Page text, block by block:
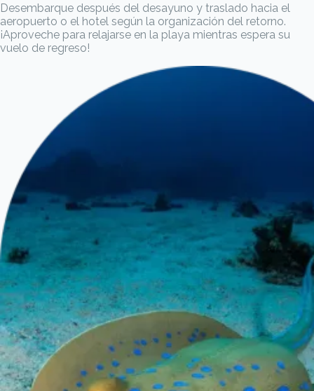
Desembarque después del desayuno y traslado hacia el
aeropuerto o el hotel según la organización del retorno.
¡Aproveche para relajarse en la playa mientras espera su
vuelo de regreso!